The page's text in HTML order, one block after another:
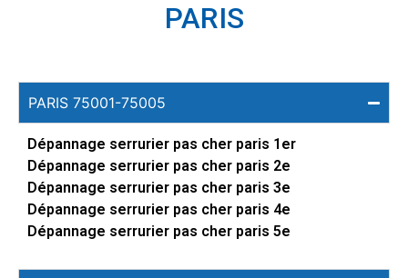
PARIS
PARIS 75001-75005
Dépannage serrurier pas cher paris 1er
Dépannage serrurier pas cher paris 2e
Dépannage serrurier pas cher paris 3e
Dépannage serrurier pas cher paris 4e
Dépannage serrurier pas cher paris 5e